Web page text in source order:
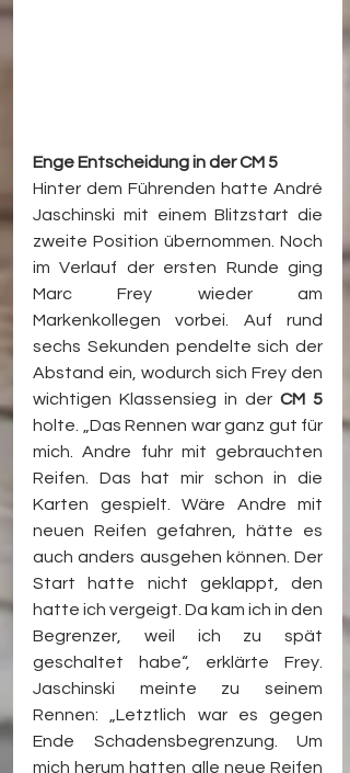
Enge Entscheidung in der CM 5
Hinter dem Führenden hatte André
Jaschinski mit einem Blitzstart die
zweite Position übernommen. Noch
im Verlauf der ersten Runde ging
Marc Frey wieder am
Markenkollegen vorbei. Auf rund
sechs Sekunden pendelte sich der
Abstand ein, wodurch sich Frey den
wichtigen Klassensieg in der CM 5
holte. „Das Rennen war ganz gut für
mich. Andre fuhr mit gebrauchten
Reifen. Das hat mir schon in die
Karten gespielt. Wäre Andre mit
neuen Reifen gefahren, hätte es
auch anders ausgehen können. Der
Start hatte nicht geklappt, den
hatte ich vergeigt. Da kam ich in den
Begrenzer, weil ich zu spät
geschaltet habe“, erklärte Frey.
Jaschinski meinte zu seinem
Rennen: „Letztlich war es gegen
Ende Schadensbegrenzung. Um
mich herum hatten alle neue Reifen